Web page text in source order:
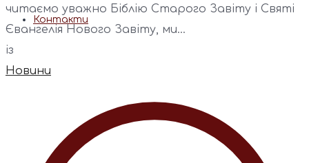
Контакти
читаємо уважно Біблію Старого Завіту і Святі
Євангелія Нового Завіту, ми...
із
Новини